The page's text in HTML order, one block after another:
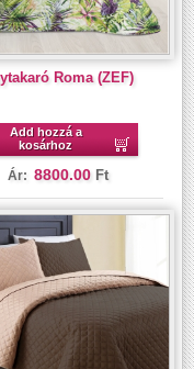
Roma (ZEF)
Add hozzá a
kosárhoz
Ár: 8800.00 Ft